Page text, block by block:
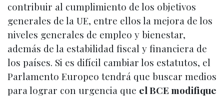
contribuir al cumplimiento de los objetivos
generales de la UE, entre ellos la mejora de los
niveles generales de empleo y bienestar,
además de la estabilidad fiscal y financiera de
los países. Si es difícil cambiar los estatutos, el
Parlamento Europeo tendrá que buscar medios
para lograr con urgencia que el BCE modifique